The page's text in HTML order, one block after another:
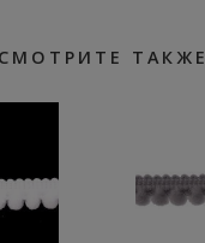
СМОТРИТЕ ТАКЖЕ